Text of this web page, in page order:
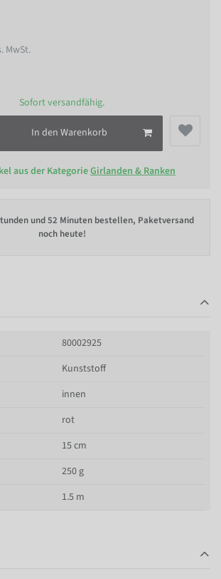
MwSt.
Sofort versandfähig.
In den Warenkorb
aus der KategorieGirlanden & Ranken
und 52 Minuten bestellen, Paketversand
noch heute!
80002925
Kunststoff
innen
rot
15 cm
250 g
1.5 m